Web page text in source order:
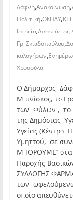
Δάφνη,Ανακοίνωση,
Πολιτική,ΟΚΠΔΥ,
Ιατρεία,Αναστάσιος
Γρ. Σκιαδοπούλου,
καλογήρων,
Χρυσούλα
Ο Δήμαρχος
Μπινίσκος, το
των Φύλων , το
της Δημόσιας
Υγείας (Κέντρο
Υμηττού, σε
ΜΠΟΡΟΥΜΕ’’ στα
Παροχής
ΣΥΛΛΟΓΗΣ
των
οποίο